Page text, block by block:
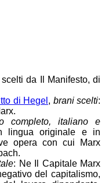
da Il Manifesto, di
di Hegel , brani scelti:
completo, italiano e
lingua originale e in
opera con cui Marx
: Ne Il Capitale Marx
del capitalismo,